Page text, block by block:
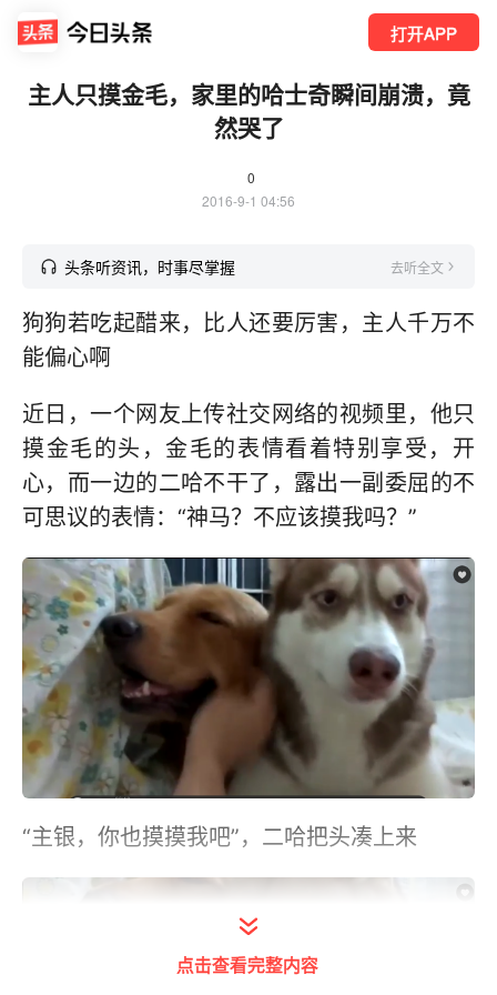
打开APP
主人只摸金毛，家里的哈士奇瞬间崩溃，竟
然哭了
0
2016-9-1 04:56
头条听资讯，时事尽掌握 去听全文
狗狗若吃起醋来，比人还要厉害，主人千万不
能偏心啊
近日，一个网友上传社交网络的视频里，他只
摸金毛的头，金毛的表情看着特别享受，开
心，而一边的二哈不干了，露出一副委屈的不
可思议的表情：“神马？不应该摸我吗？”
“主银，你也摸摸我吧”，二哈把头凑上来
点击查看完整内容